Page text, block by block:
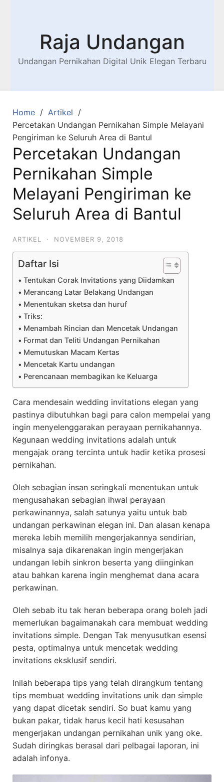
Raja Undangan
Undangan Pernikahan Digital Unik Elegan Terbaru
Home
Artikel
Percetakan Undangan Pernikahan Simple Melayani
Pengiriman ke Seluruh Area di Bantul
Percetakan Undangan
Pernikahan Simple
Melayani Pengiriman ke
Seluruh Area di Bantul
ARTIKEL · NOVEMBER 9, 2018
Daftar Isi
Tentukan Corak Invitations yang Diidamkan
Merancang Latar Belakang Undangan
Menentukan sketsa dan huruf
Triks:
Menambah Rincian dan Mencetak Undangan
Format dan Teliti Undangan Pernikahan
Memutuskan Macam Kertas
Mencetak Kartu undangan
Perencanaan membagikan ke Keluarga
Cara mendesain wedding invitations elegan yang
pastinya dibutuhkan bagi para calon mempelai yang
ingin menyelenggarakan perayaan pernikahannya.
Kegunaan wedding invitations adalah untuk
mengajak orang tercinta untuk hadir ketika prosesi
pernikahan.
Oleh sebagian insan seringkali menentukan untuk
mengusahakan sebagian ihwal perayaan
perkawinannya, salah satunya yaitu untuk bab
undangan perkawinan elegan ini. Dan alasan kenapa
mereka lebih memilih mengerjakannya sendirian,
misalnya saja dikarenakan ingin mengerjakan
undangan lebih sinkron beserta yang diinginkan
atau bahkan karena ingin menghemat dana acara
perkawinan.
Oleh sebab itu tak heran beberapa orang boleh jadi
memerlukan bagaimanakah cara membuat wedding
invitations simple. Dengan Tak menyusutkan esensi
pesta, optimalnya untuk mencetak wedding
invitations eksklusif sendiri.
Inilah beberapa tips yang telah dirangkum tentang
tips membuat wedding invitations unik dan simple
yang dapat dicetak sendiri. So buat kamu yang
bukan pakar, tidak harus kecil hati kesusahan
mengerjakan undangan pernikahan unik yang oke.
Sudah diringkas berasal dari pelbagai laporan, ini
adalah infonya.